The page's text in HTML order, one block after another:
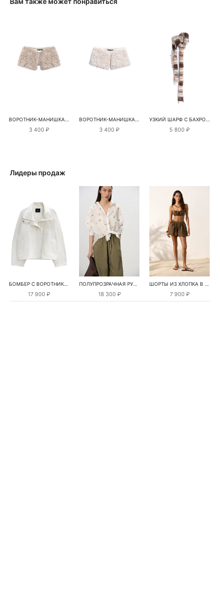
ВОРОТНИК-МАНИШКА ИЗ ЭКОМЕХА
3 400 ₽
ВОРОТНИК-МАНИШКА ИЗ ЭКОМЕХА
3 400 ₽
УЗКИЙ ШАРФ С БАХРОМОЙ
5 800 ₽
Лидеры продаж
БОМБЕР С ВОРОТНИКОМ-СТОЙКОЙ
17 900 ₽
ПОЛУПРОЗРАЧНАЯ РУБАШКА С РОМАШКАМИ
18 300 ₽
ШОРТЫ ИЗ ХЛОПКА В КЛЕТКУ
7 900 ₽